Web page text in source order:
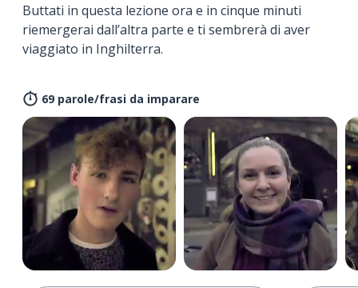
Buttati in questa lezione ora e in cinque minuti
riemergerai dall’altra parte e ti sembrerà di aver
viaggiato in Inghilterra.
69 parole/frasi da imparare